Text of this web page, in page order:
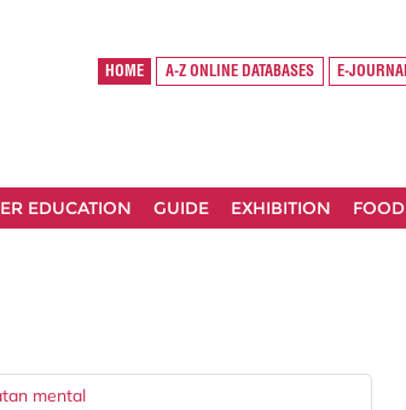
HOME A-Z ONLINE DATABASES E-
EDUCATION GUIDE EXHIBITION
mental